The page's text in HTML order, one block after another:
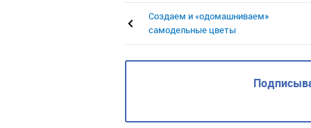
Создаем и «одомашниваем»
самодельные цветы